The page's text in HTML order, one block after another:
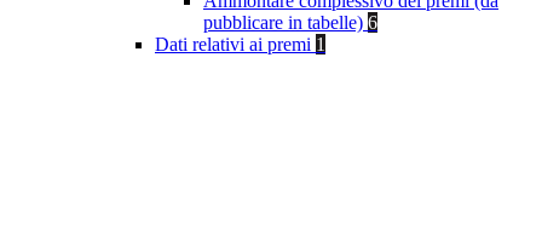
pubblicare in tabelle) 6
Dati relativi ai premi 1